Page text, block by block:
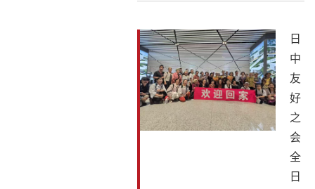
日
中
友
好
之
会
全
日